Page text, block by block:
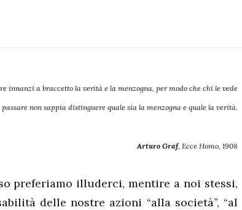
innanzi a braccetto la verità e la menzogna, per modo che chi le vede
passare non sappia distinguere quale sia la menzogna e quale la verità.
Arturo Graf, Ecce Homo, 1908
preferiamo illuderci, mentire a noi stessi,
delle nostre azioni “alla società”, “al